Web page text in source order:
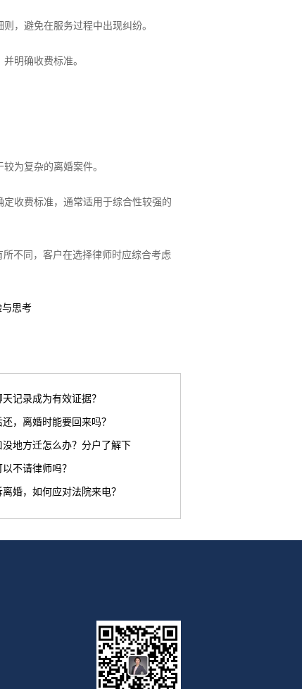
，避免在服务过程中出现纠纷。
明确收费标准。
为复杂的离婚案件。
收费标准，通常适用于综合性较强的
不同，客户在选择律师时应综合考虑
思考
记录成为有效证据？
，离婚时能要回来吗？
没地方迁怎么办？分户了解下
不请律师吗？
婚，如何应对法院来电？